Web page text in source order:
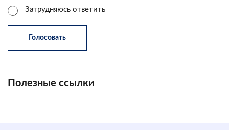
Затрудняюсь ответить
Полезные ссылки